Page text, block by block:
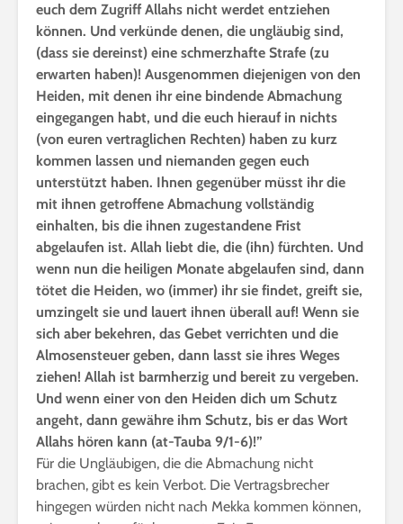
euch dem Zugriff Allahs nicht werdet entziehen
können. Und verkünde denen, die ungläubig sind,
(dass sie dereinst) eine schmerzhafte Strafe (zu
erwarten haben)! Ausgenommen diejenigen von den
Heiden, mit denen ihr eine bindende Abmachung
eingegangen habt, und die euch hierauf in nichts
(von euren vertraglichen Rechten) haben zu kurz
kommen lassen und niemanden gegen euch
unterstützt haben. Ihnen gegenüber müsst ihr die
mit ihnen getroffene Abmachung vollständig
einhalten, bis die ihnen zugestandene Frist
abgelaufen ist. Allah liebt die, die (ihn) fürchten. Und
wenn nun die heiligen Monate abgelaufen sind, dann
tötet die Heiden, wo (immer) ihr sie findet, greift sie,
umzingelt sie und lauert ihnen überall auf! Wenn sie
sich aber bekehren, das Gebet verrichten und die
Almosensteuer geben, dann lasst sie ihres Weges
ziehen! Allah ist barmherzig und bereit zu vergeben.
Und wenn einer von den Heiden dich um Schutz
angeht, dann gewähre ihm Schutz, bis er das Wort
Allahs hören kann (at-Tauba 9/1-6)!”
Für die Ungläubigen, die die Abmachung nicht
brachen, gibt es kein Verbot. Die Vertragsbrecher
hingegen würden nicht nach Mekka kommen können,